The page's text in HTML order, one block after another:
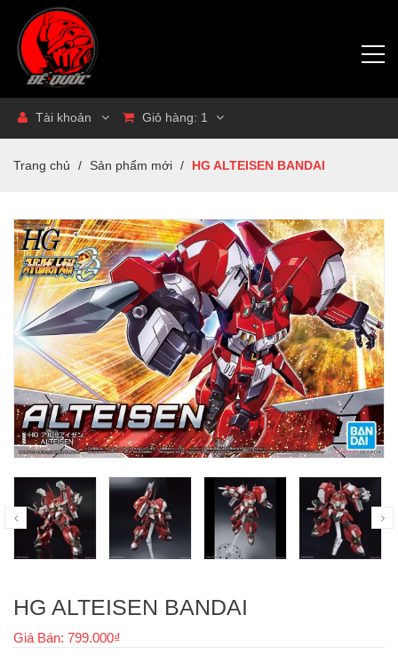
Tài khoản Giỏ hàng: 1
Trang chủ / Sản phẩm mới / HG ALTEISEN BANDAI
HG ALTEISEN BANDAI
Giá Bán: 799.000₫